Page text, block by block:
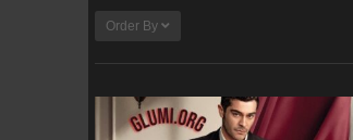
Order By